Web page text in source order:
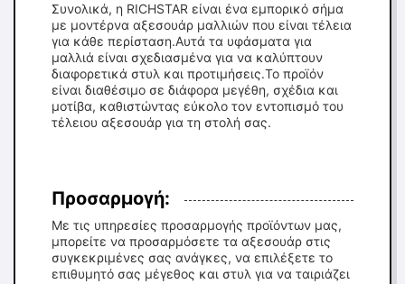
Συνολικά, η RICHSTAR είναι ένα εμπορικό σήμα
με μοντέρνα αξεσουάρ μαλλιών που είναι τέλεια
για κάθε περίσταση.Αυτά τα υφάσματα για
μαλλιά είναι σχεδιασμένα για να καλύπτουν
διαφορετικά στυλ και προτιμήσεις.Το προϊόν
είναι διαθέσιμο σε διάφορα μεγέθη, σχέδια και
μοτίβα, καθιστώντας εύκολο τον εντοπισμό του
τέλειου αξεσουάρ για τη στολή σας.
Προσαρμογή:
Με τις υπηρεσίες προσαρμογής προϊόντων μας,
μπορείτε να προσαρμόσετε τα αξεσουάρ στις
συγκεκριμένες σας ανάγκες, να επιλέξετε το
επιθυμητό σας μέγεθος και στυλ για να ταιριάζει